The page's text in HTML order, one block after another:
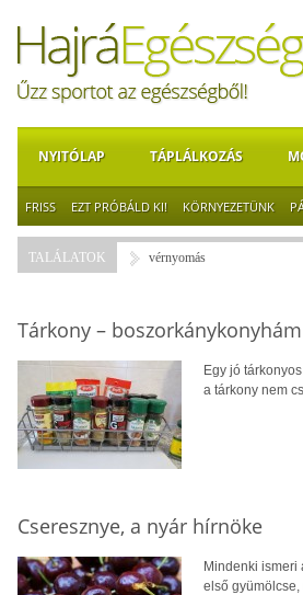
NYITÓLAP TÁPLÁLKOZÁS
FRISS EZT PRÓBÁLD KI! KÖRNYEZETÜNK
TALÁLATOK vérnyomás
Tárkony –
Egy jó
a tárkony nem
Cseresznye, a nyár hírnöke
Mindenki ismeri
első